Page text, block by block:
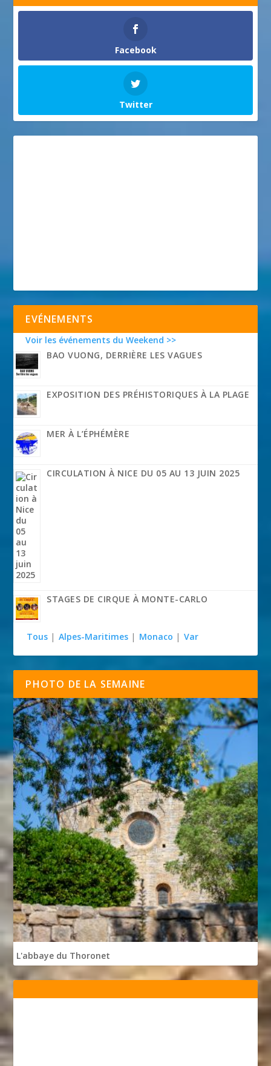
Facebook
Twitter
EVÉNEMENTS
Voir les événements du Weekend >>
BAO VUONG, DERRIÈRE LES VAGUES
EXPOSITION DES PRÉHISTORIQUES À LA PLAGE
MER À L’ÉPHÉMÈRE
CIRCULATION À NICE DU 05 AU 13 JUIN 2025
STAGES DE CIRQUE À MONTE-CARLO
Tous | Alpes-Maritimes | Monaco | Var
PHOTO DE LA SEMAINE
L'abbaye du Thoronet